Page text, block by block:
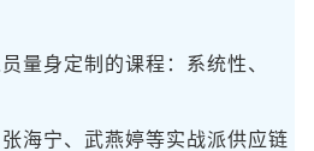
量身定制的课程：系统性、
海宁、武燕婷等实战派供应链